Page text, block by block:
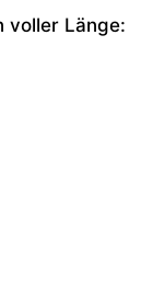
voller Länge: